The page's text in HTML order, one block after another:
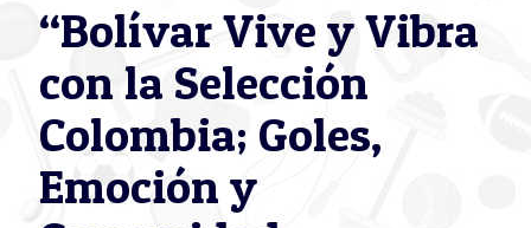
“Bolívar Vive y Vibra
con la Selección
Colombia; Goles,
Emoción y